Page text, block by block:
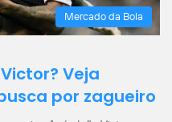
Mercado da Bola
Veja
por zagueiro